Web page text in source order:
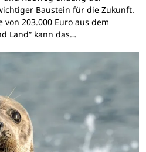
Baustein für die Zukunft.
203.000 Euro aus dem
Land“ kann das…